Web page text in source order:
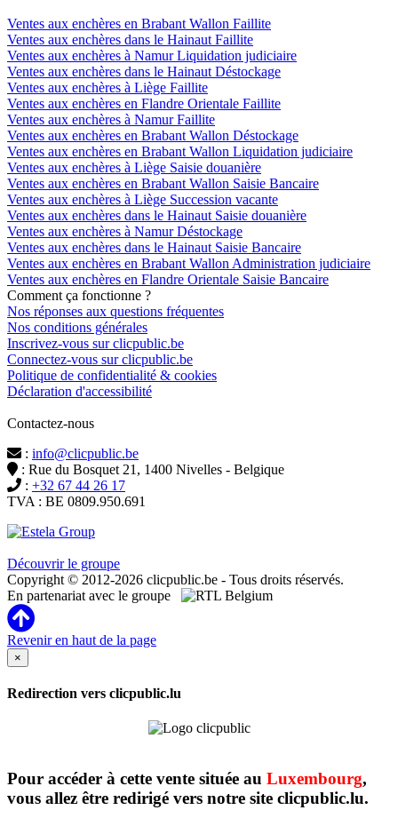
Ventes aux enchères en Brabant Wallon Faillite
Ventes aux enchères dans le Hainaut Faillite
Ventes aux enchères à Namur Liquidation judiciaire
Ventes aux enchères dans le Hainaut Déstockage
Ventes aux enchères à Liège Faillite
Ventes aux enchères en Flandre Orientale Faillite
Ventes aux enchères à Namur Faillite
Ventes aux enchères en Brabant Wallon Déstockage
Ventes aux enchères en Brabant Wallon Liquidation judiciaire
Ventes aux enchères à Liège Saisie douanière
Ventes aux enchères en Brabant Wallon Saisie Bancaire
Ventes aux enchères à Liège Succession vacante
Ventes aux enchères dans le Hainaut Saisie douanière
Ventes aux enchères à Namur Déstockage
Ventes aux enchères dans le Hainaut Saisie Bancaire
Ventes aux enchères en Brabant Wallon Administration judiciaire
Ventes aux enchères en Flandre Orientale Saisie Bancaire
Comment ça fonctionne ?
Nos réponses aux questions fréquentes
Nos conditions générales
Inscrivez-vous sur clicpublic.be
Connectez-vous sur clicpublic.be
Politique de confidentialité & cookies
Déclaration d'accessibilité
Contactez-nous
: info@clicpublic.be
: Rue du Bosquet 21, 1400 Nivelles - Belgique
: +32 67 44 26 17
TVA : BE 0809.950.691
Découvrir le groupe
Copyright © 2012-2026 clicpublic.be - Tous droits réservés.
En partenariat avec le groupe
Revenir en haut de la page
×
Redirection vers clicpublic.lu
Pour accéder à cette vente située au Luxembourg,
vous allez être redirigé vers notre site clicpublic.lu.